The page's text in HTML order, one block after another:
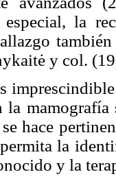
especial, la
y col.
la
hace
la
y la